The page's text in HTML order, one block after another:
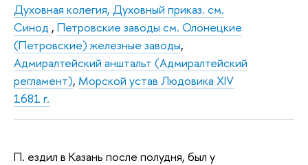
Духовная колегия, Духовный приказ. см.
Синод , Петровские заводы см. Олонецкие
(Петровские) железные заводы,
Адмиралтейский анштальт (Адмиралтейский
регламент), Морской устав Людовика XIV
1681 г.
П. ездил в Казань после полудня, был у